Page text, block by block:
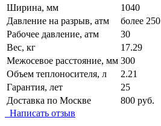
Ширина, мм
1040
Давление на разрыв, атм
более 250
Рабочее давление, атм
30
Вес, кг
17.29
Межосевое расстояние, мм 300
Объем теплоносителя, л
2.21
Гарантия, лет
25
Доставка по Москве
800 руб.
Написать отзыв